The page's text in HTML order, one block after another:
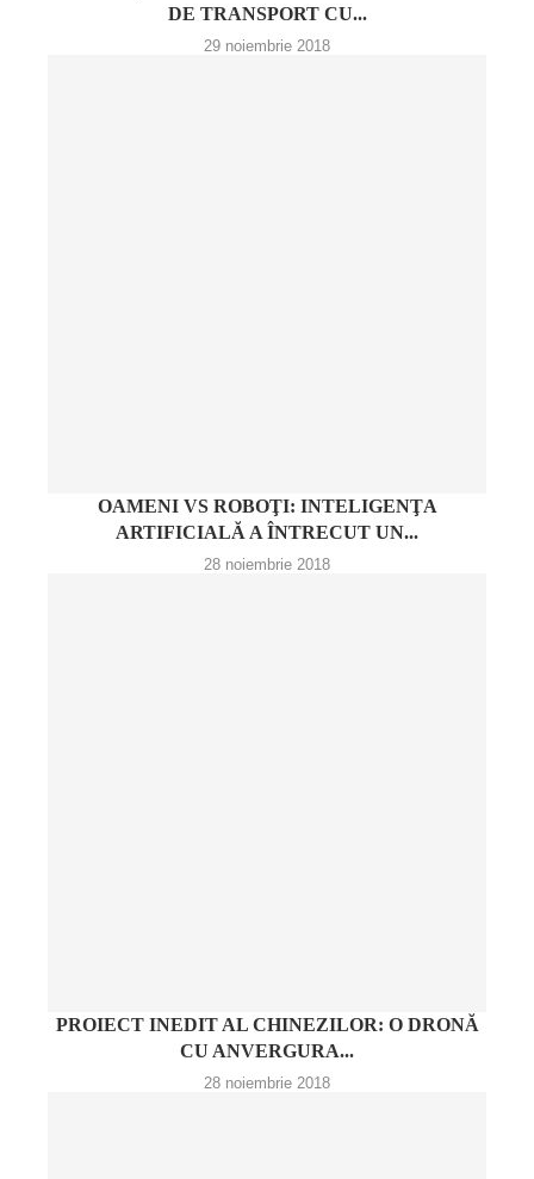
DE TRANSPORT CU...
29 noiembrie 2018
OAMENI VS ROBOŢI: INTELIGENŢA
ARTIFICIALĂ A ÎNTRECUT UN...
28 noiembrie 2018
PROIECT INEDIT AL CHINEZILOR: O DRONĂ
CU ANVERGURA...
28 noiembrie 2018